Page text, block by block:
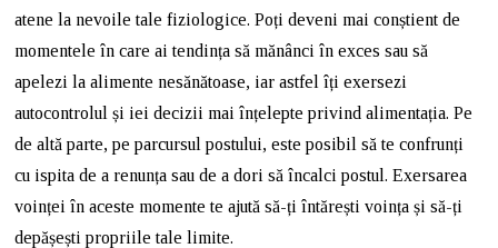
atene la nevoile tale fiziologice. Poți deveni mai conștient de
momentele în care ai tendința să mănânci în exces sau să
apelezi la alimente nesănătoase, iar astfel îți exersezi
autocontrolul și iei decizii mai înțelepte privind alimentația. Pe
de altă parte, pe parcursul postului, este posibil să te confrunți
cu ispita de a renunța sau de a dori să încalci postul. Exersarea
voinței în aceste momente te ajută să-ți întărești voința și să-ți
depășești propriile tale limite.